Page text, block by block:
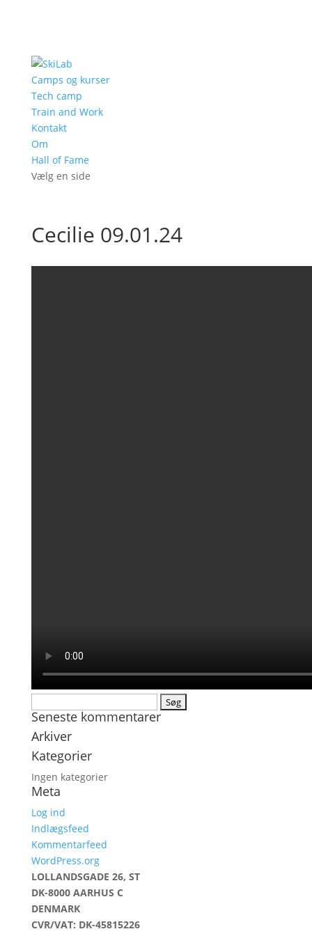
Camps og kurser
Tech camp
Train and Work
Kontakt
Om
Hall of Fame
Vælg en side
Cecilie 09.01.24
efter:
Seneste kommentarer
Arkiver
Kategorier
Ingen kategorier
Meta
Log ind
Indlægsfeed
Kommentarfeed
WordPress.org
LOLLANDSGADE 26, ST
DK-8000 AARHUS C
DENMARK
CVR/VAT: DK-45815226